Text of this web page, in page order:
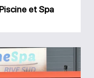
et Spa